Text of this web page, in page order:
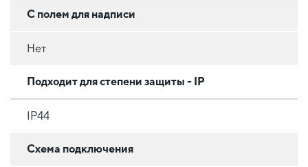
С полем для надписи
Нет
Подходит для степени защиты - IP
IP44
Схема подключения